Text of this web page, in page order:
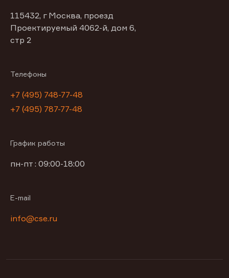
115432, г Москва, проезд
Проектируемый 4062-й, дом 6,
стр 2
Телефоны
+7 (495) 748-77-48
+7 (495) 787-77-48
График работы
пн-пт : 09:00-18:00
E-mail
info@cse.ru